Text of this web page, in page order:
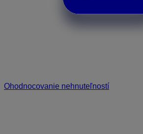
Ohodnocovanie nehnuteľností